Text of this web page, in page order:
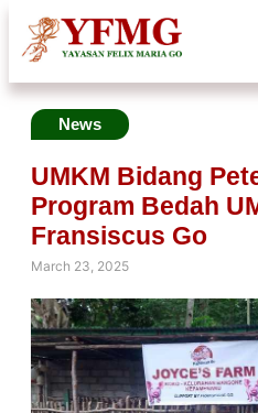
News
UMKM Bidang
Program Bedah
Fransiscus Go
March 23, 2025